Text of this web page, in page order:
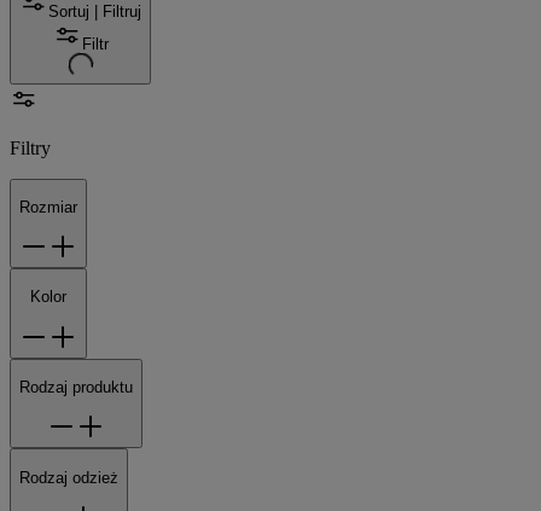
Sortuj | Filtruj
Filtr
Filtry
Rozmiar
Kolor
Rodzaj produktu
Rodzaj odzież